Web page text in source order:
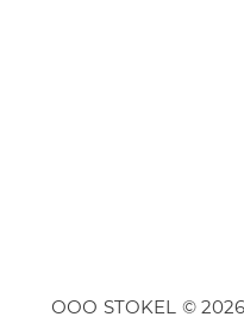
ООО STOKEL © 2026